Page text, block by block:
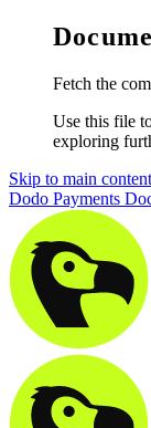
Fetch the
Use this file
exploring
Skip to main content
Dodo Payments